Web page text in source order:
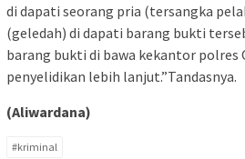
di dapati seorang pria (tersangka
(geledah) di dapati barang bukti
barang bukti di bawa kekantor polres
penyelidikan lebih lanjut.”Tandasnya.
(Aliwardana)
#kriminal